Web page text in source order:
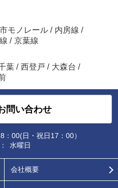
モノレール / 内房線 /
/ 京葉線
葉 / 西登戸 / 大森台 /
問い合わせ
：00(日・祝日17：00）
水曜日
会社概要